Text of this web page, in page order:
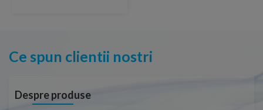
Ce spun clientii nostri
Despre produse